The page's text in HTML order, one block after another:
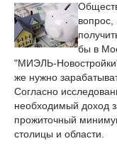
вопрос,
бы в
"МИЭЛЬ-
же нужно
Согласно
необходимый доход
прожиточный
столицы и области.